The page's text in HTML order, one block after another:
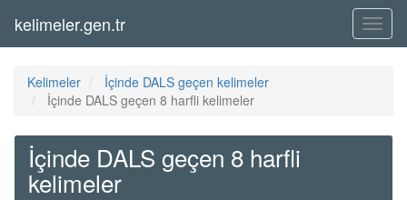
Menü
kelimeler.gen.tr
Kelimeler
İçinde DALS geçen kelimeler
İçinde DALS geçen 8 harfli kelimeler
İçinde DALS geçen 8 harfli
kelimeler